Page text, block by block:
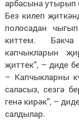
арбасына утырып
Без килеп
полосадан
киттем.
капчыкларын
җиттек”, – диде
– Капчыкларны
саласыз, сезгә
генә кирәк”, –
салдылар.